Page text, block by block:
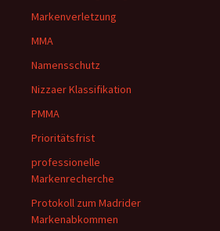
Markenverletzung
MMA
Namensschutz
Nizzaer Klassifikation
PMMA
Prioritätsfrist
professionelle
Markenrecherche
Protokoll zum Madrider
Markenabkommen